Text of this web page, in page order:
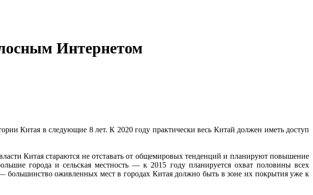
Интернетом
Китая в следующие 8 лет. К 2020 году практически весь Китай должен иметь доступ
Китая стараются не отставать от общемировых тенденций и планируют повышение
города и сельская местность — к 2015 году планируется охват половины всех
оживленных мест в городах Китая должно быть в зоне их покрытия уже к